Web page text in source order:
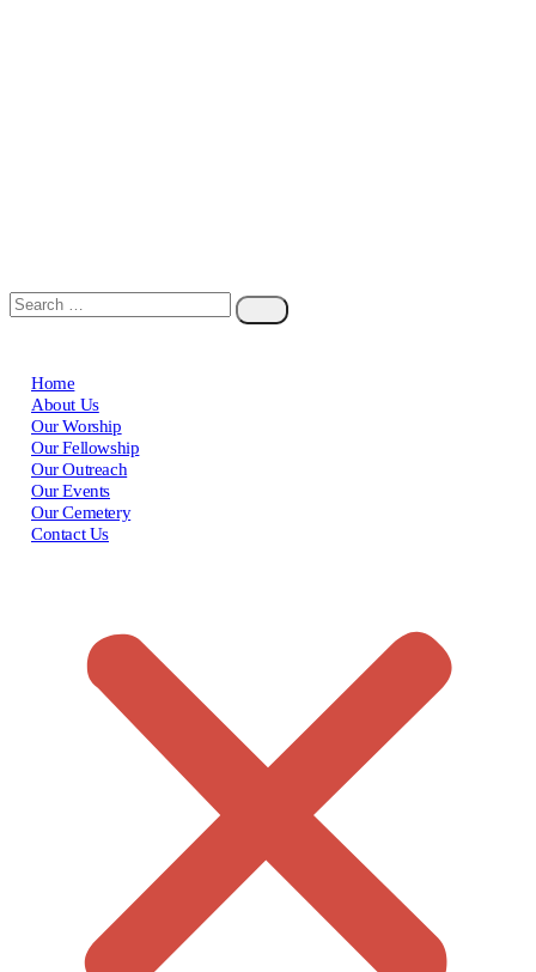
Home
About Us
Our Worship
Our Fellowship
Our Outreach
Our Events
Our Cemetery
Contact Us